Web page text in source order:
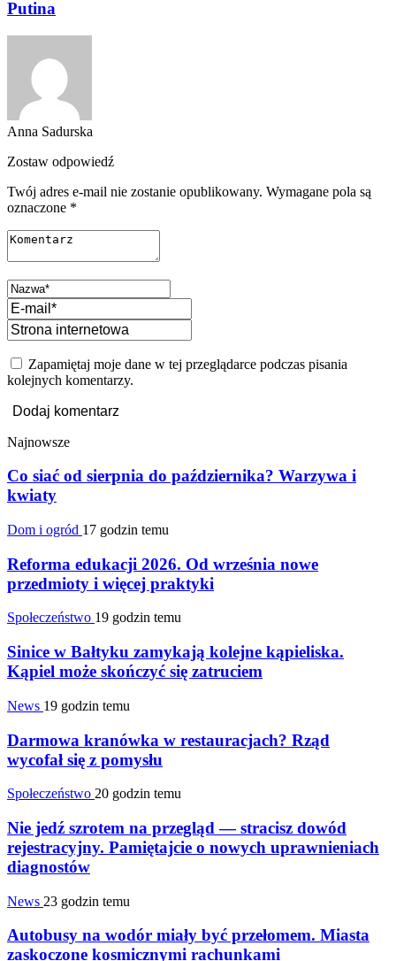
Putina
Anna Sadurska
Zostaw odpowiedź
Twój adres e-mail nie zostanie opublikowany. Wymagane pola są
oznaczone *
Zapamiętaj moje dane w tej przeglądarce podczas pisania
kolejnych komentarzy.
Najnowsze
Co siać od sierpnia do października? Warzywa i
kwiaty
Dom i ogród 17 godzin temu
Reforma edukacji 2026. Od września nowe
przedmioty i więcej praktyki
Społeczeństwo 19 godzin temu
Sinice w Bałtyku zamykają kolejne kąpieliska.
Kąpiel może skończyć się zatruciem
News 19 godzin temu
Darmowa kranówka w restauracjach? Rząd
wycofał się z pomysłu
Społeczeństwo 20 godzin temu
Nie jedź szrotem na przegląd — stracisz dowód
rejestracyjny. Pamiętajcie o nowych uprawnieniach
diagnostów
News 23 godzin temu
Autobusy na wodór miały być przełomem. Miasta
zaskoczone kosmicznymi rachunkami